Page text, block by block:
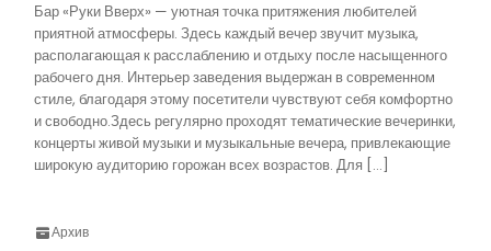
Бар «Руки Вверх» — уютная точка притяжения любителей
приятной атмосферы. Здесь каждый вечер звучит музыка,
располагающая к расслаблению и отдыху после насыщенного
рабочего дня. Интерьер заведения выдержан в современном
стиле, благодаря этому посетители чувствуют себя комфортно
и свободно.Здесь регулярно проходят тематические вечеринки,
концерты живой музыки и музыкальные вечера, привлекающие
широкую аудиторию горожан всех возрастов. Для […]
Архив